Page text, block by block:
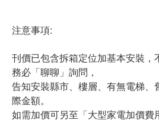
注意事項:
刊價已包含拆箱定位加基本安裝，
務必「聊聊」詢問，
告知安裝縣市、樓層、有無電梯、
際金額。
如需加價可另至「大型家電加價費